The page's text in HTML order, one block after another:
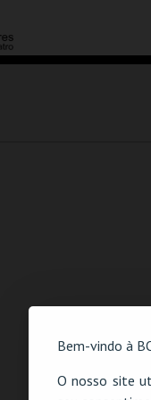
Bem-vindo à
O nosso site